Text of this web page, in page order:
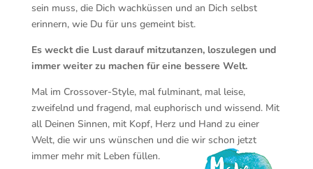
sein muss, die Dich wachküssen und an Dich selbst
erinnern, wie Du für uns gemeint bist.
Es weckt die Lust darauf mitzutanzen, loszulegen und
immer weiter zu machen für eine bessere Welt.
Mal im Crossover-Style, mal fulminant, mal leise,
zweifelnd und fragend, mal euphorisch und wissend. Mit
all Deinen Sinnen, mit Kopf, Herz und Hand zu einer
Welt, die wir uns wünschen und die wir schon jetzt
immer mehr mit Leben füllen.